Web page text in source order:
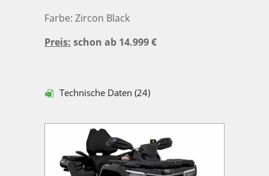
Farbe: Zircon Black
Preis: schon ab 14.999 €
Technische Daten (24)